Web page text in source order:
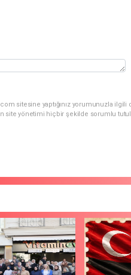
sitesine yaptığınız yorumunuzla ilgili
site yönetimi hiçbir şekilde sorumlu